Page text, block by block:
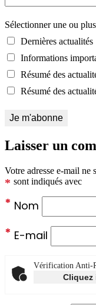
Sélectionner une ou
Dernières actualités
Informations
Résumé des
Résumé des
Laisser un
Votre adresse e-mail ne
sont indiqués avec
*
Nom
*
E-mail
*
Vérification Anti-
Cliquez